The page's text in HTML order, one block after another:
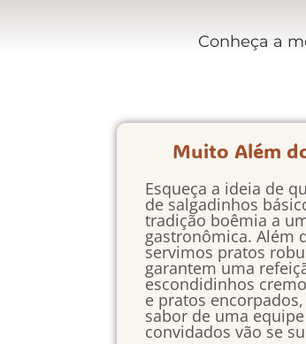
Conheça a
Muito Além
Esqueça a ideia de
de salgadinhos
tradição boêmia a
gastronômica. Além
servimos pratos
garantem uma
escondidinhos
e pratos
sabor de uma
convidados vão se